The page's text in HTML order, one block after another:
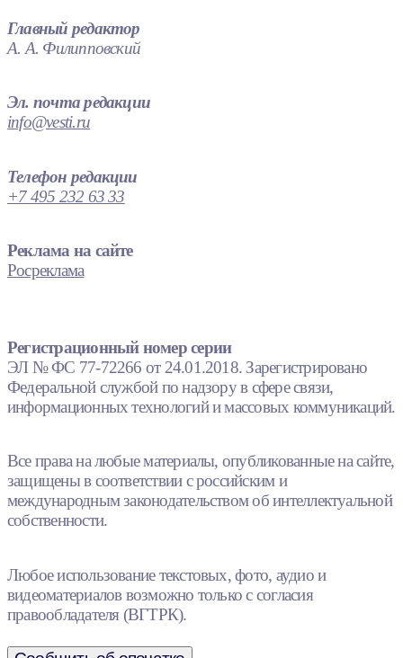
Главный редактор
А. А. Филипповский
Эл. почта редакции
info@vesti.ru
Телефон редакции
+7 495 232 63 33
Реклама на сайте
Росреклама
Регистрационный номер серии
ЭЛ № ФС 77-72266 от 24.01.2018. Зарегистрировано
Федеральной службой по надзору в сфере связи,
информационных технологий и массовых коммуникаций.
Все права на любые материалы, опубликованные на сайте,
защищены в соответствии с российским и
международным законодательством об интеллектуальной
собственности.
Любое использование текстовых, фото, аудио и
видеоматериалов возможно только с согласия
правообладателя (ВГТРК).